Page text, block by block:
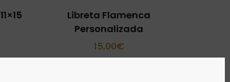
Libreta Flamenca
Personalizada
15,00€